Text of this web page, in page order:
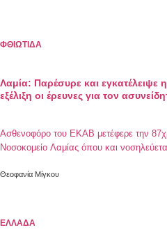
ΦΘΙΩΤΙΔΑ
Λαμία: Παρέσυρε και εγκατέλειψε
εξέλιξη οι έρευνες για τον
Ασθενοφόρο του ΕΚΑΒ μετέφερε την
Νοσοκομείο Λαμίας όπου και
ότι έχει διαφύγει τον κίνδυνο για τη ζωή
Θεοφανία Μίγκου
ΕΛΛΑΔΑ